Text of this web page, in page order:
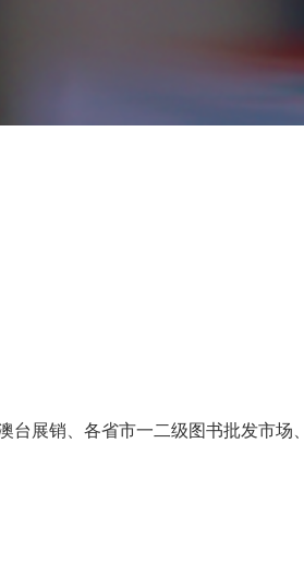
展销、各省市一二级图书批发市